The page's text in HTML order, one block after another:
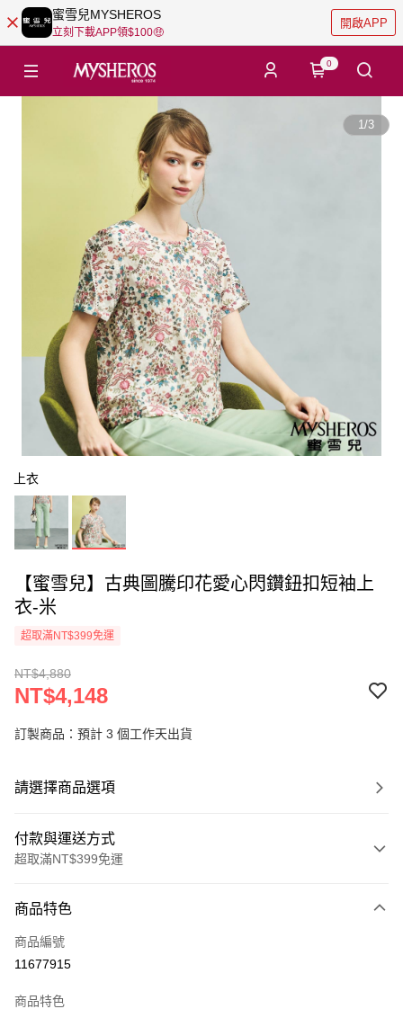
蜜雪兒MYSHEROS
立刻下載APP領$100🤑
開啟APP
0
1/3
上衣
【蜜雪兒】古典圖騰印花愛心閃鑽鈕扣短袖上
衣-米
超取滿NT$399免運
NT$4,880
NT$4,148
訂製商品：預計 3 個工作天出貨
請選擇商品選項
付款與運送方式
超取滿NT$399免運
信用卡一次付款
LINE Pay
商品特色
商品編號
11677915
商品特色